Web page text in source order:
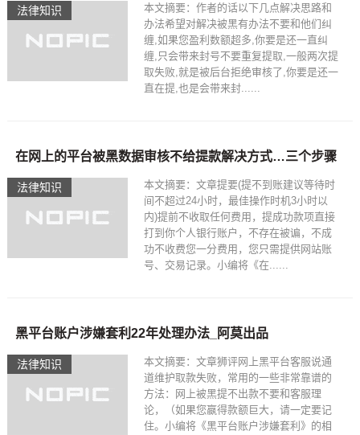
法律知识
本文摘要：作者的话以下几点解决思路和
办法希望对解决被黑有办法不要和他们纠
缠,如果您盈利数额超多,你要是还一直纠
缠,只会带来封号不要重复提取,一般两次提
取失败,就是被后台拒绝审核了,你要是还一
直在提,也是会带来封......
法律知识
在网上的平台被黑数据审核不给提款解决方式…三个步骤
本文摘要：文章提要(提不到账建议等待时
间不超过24小时，最佳操作时机3小时以
内)提前不收取任何费用，提成功款项直接
打到你个人银行账户，不存在被谝，不成
功不收费您一分费用，您只需提供网站账
号、交易记录。小编将《在......
法律知识
黑平台账户涉嫌套利22年处理办法_阿莫出品
本文摘要：文章狮评网上黑平台客服说通
道维护取款失败，常用的一些非常靠谱的
方法：网上被黑提不出款不要和客服理
论，（如果您嬴得款额巨大，请一定要记
住。小编将《黑平台账户涉嫌套利》的相